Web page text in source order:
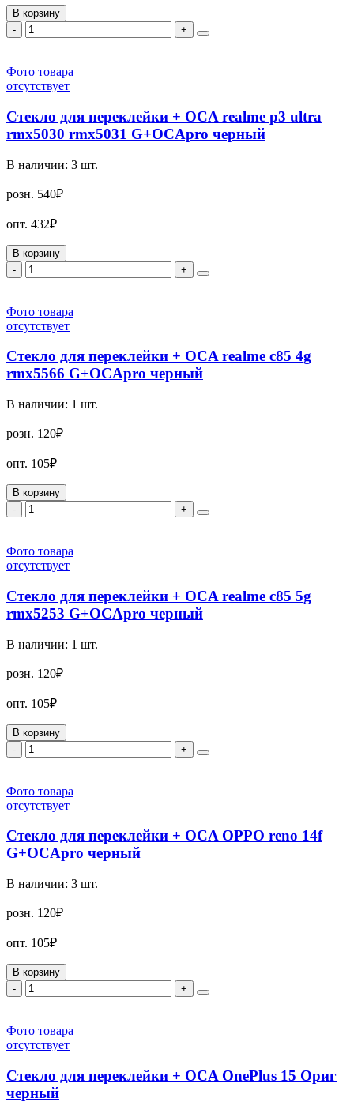
В корзину
-
+
Фото товара
отсутствует
Стекло для переклейки + OCA realme p3 ultra
rmx5030 rmx5031 G+OCApro черный
В наличии: 3 шт.
розн. 540₽
опт. 432₽
В корзину
-
+
Фото товара
отсутствует
Стекло для переклейки + OCA realme c85 4g
rmx5566 G+OCApro черный
В наличии: 1 шт.
розн. 120₽
опт. 105₽
В корзину
-
+
Фото товара
отсутствует
Стекло для переклейки + OCA realme c85 5g
rmx5253 G+OCApro черный
В наличии: 1 шт.
розн. 120₽
опт. 105₽
В корзину
-
+
Фото товара
отсутствует
Стекло для переклейки + OCA OPPO reno 14f
G+OCApro черный
В наличии: 3 шт.
розн. 120₽
опт. 105₽
В корзину
-
+
Фото товара
отсутствует
Стекло для переклейки + OCA OnePlus 15 Ориг
черный